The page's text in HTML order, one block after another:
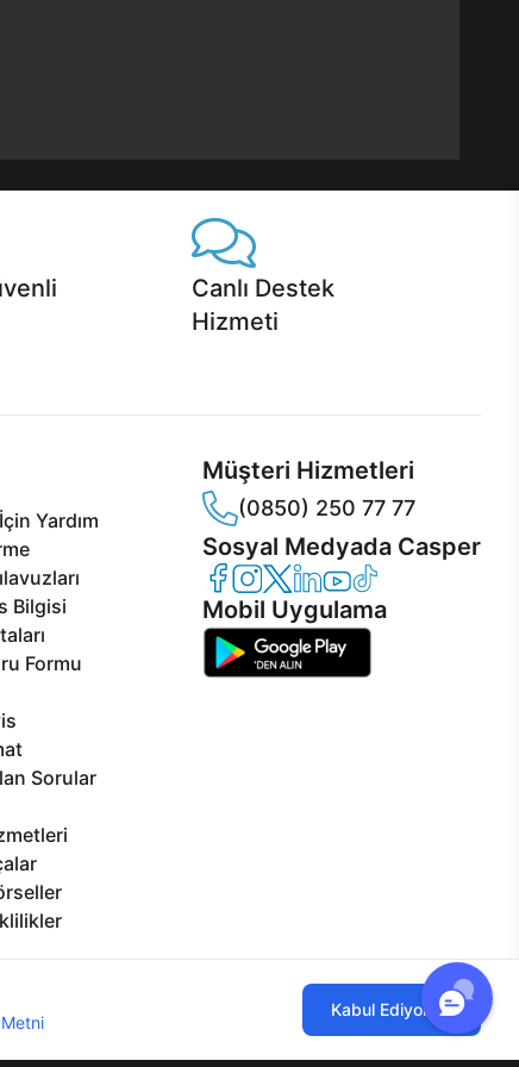
Canlı Destek
Hizmeti
Yardım
Bilgisi
Formu
Sorular
Müşteri Hizmetleri
(0850) 250 77 77
Sosyal Medyada Casper
Casper Facebook
Casper Instagram
Casper Twitter
Casper LinkedIn
Casper YouTube
Casper TikTok
Mobil Uygulama
Kabul Ediyorum